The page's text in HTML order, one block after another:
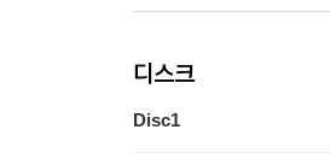
디스크
Disc1